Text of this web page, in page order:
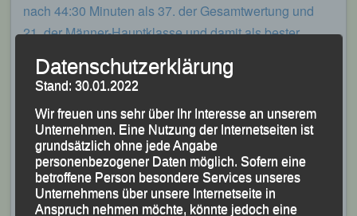
nach 44:30 Minuten als 37. der Gesamtwertung und
21. der Männer-Hauptklasse und damit als bester
Deutscher über die Ziellinie. Stefan Biersack, für den
46:29 Minuten gestoppt wurden, kam als 50. der
Gesamtwertung und 24. der Männerhauptklasse ins
Ziel. Für Patrick Wimmer blieben die Uhren nach 53:14
Minuten stehen, was für ihn Rang 143 gesamt und
Platz 49 in der Männer-Hauptklasse bedeutete.
Dr. Andreas Feldschmid, der im Feld der
Datenschutzerklärung
Stand: 30.01.2022
Wir freuen uns sehr über Ihr Interesse an unserem
Unternehmen. Eine Nutzung der Internetseiten ist
grundsätzlich ohne jede Angabe
personenbezogener Daten möglich. Sofern eine
betroffene Person besondere Services unseres
Unternehmens über unsere Internetseite in
Anspruch nehmen möchte, könnte jedoch eine